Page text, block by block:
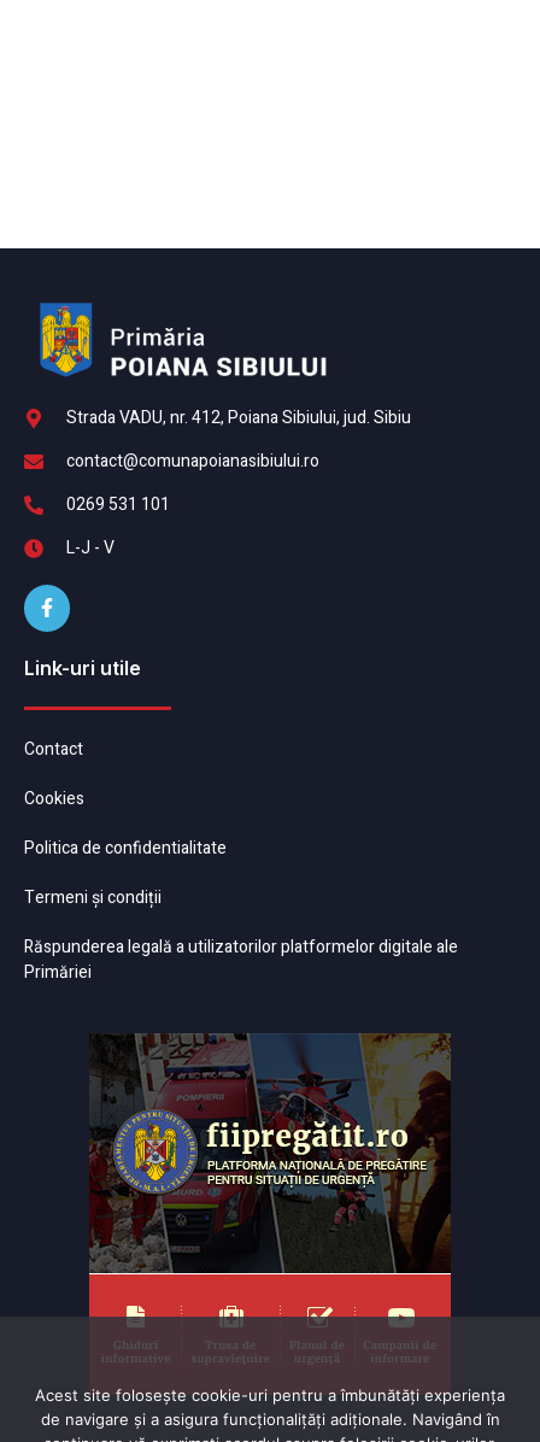
Strada VADU, nr. 412, Poiana Sibiului, jud. Sibiu
contact@comunapoianasibiului.ro
0269 531 101
L-J - V
Link-uri utile
Contact
Cookies
Politica de confidentialitate
Termeni și condiții
Răspunderea legală a utilizatorilor platformelor digitale ale
Primăriei
Acest site folosește cookie-uri pentru a îmbunătăți experiența
de navigare și a asigura funcționalițăți adiționale. Navigând în